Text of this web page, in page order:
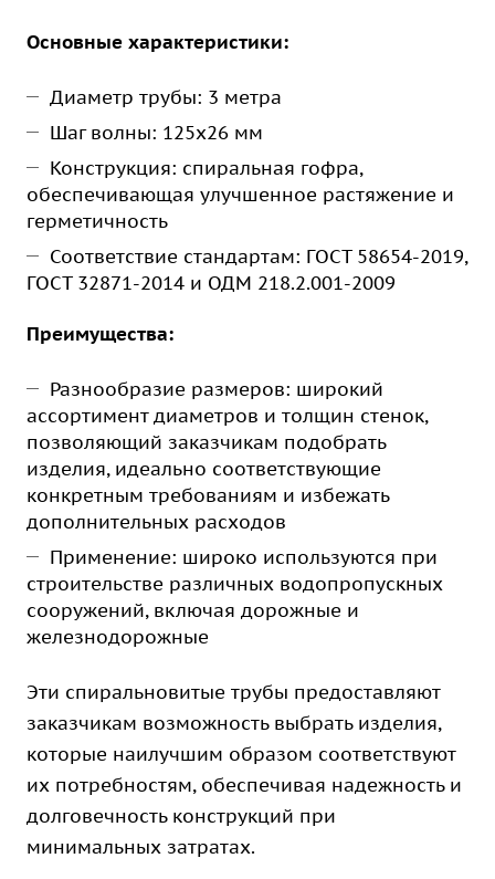
Основные характеристики:
Диаметр трубы: 3 метра
Шаг волны: 125х26 мм
Конструкция: спиральная гофра,
обеспечивающая улучшенное растяжение и
герметичность
Соответствие стандартам: ГОСТ 58654-2019,
ГОСТ 32871-2014 и ОДМ 218.2.001-2009
Преимущества:
Разнообразие размеров: широкий
ассортимент диаметров и толщин стенок,
позволяющий заказчикам подобрать
изделия, идеально соответствующие
конкретным требованиям и избежать
дополнительных расходов
Применение: широко используются при
строительстве различных водопропускных
сооружений, включая дорожные и
железнодорожные
Эти спиральновитые трубы предоставляют
заказчикам возможность выбрать изделия,
которые наилучшим образом соответствуют
их потребностям, обеспечивая надежность и
долговечность конструкций при
минимальных затратах.